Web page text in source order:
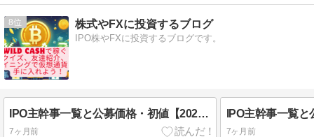
8 株式やFXに投資するブログ
IPO株やFXに投資するブログです。
IPO主幹事一覧と公募価格・初値【2025年】
7ヶ月前 7ヶ月前